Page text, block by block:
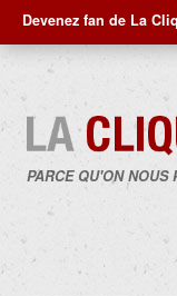
Devenez fan de La
PARCE QU'ON NOUS